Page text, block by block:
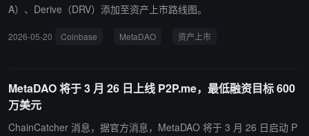
A）、Derive（DRV）添加至资产上市路线图。
2026-05-20 Coinbase MetaDAO 资产上市
MetaDAO 将于 3 月 26 日上线 P2P.me，最低融资目标 600
万美元
ChainCatcher 消息，据官方消息，MetaDAO 将于 3 月 26 日启动 P